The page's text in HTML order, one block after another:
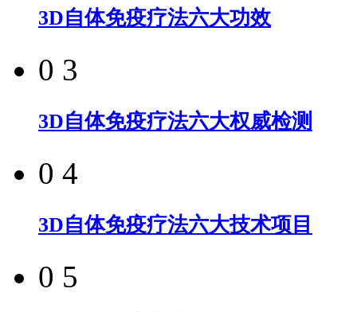
3D自体免疫疗法六大功效
0 3
3D自体免疫疗法六大权威检测
0 4
3D自体免疫疗法六大技术项目
0 5